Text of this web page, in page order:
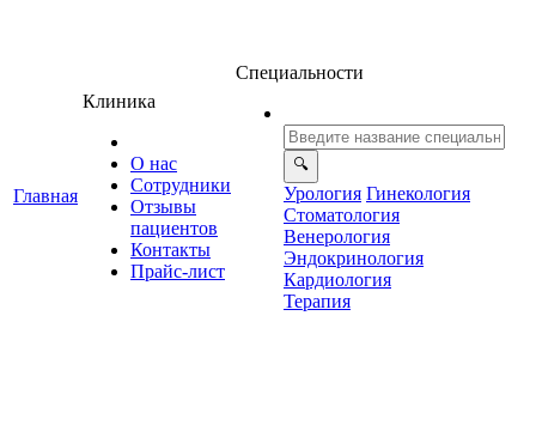
Главная
Клиника
О нас
Сотрудники
Отзывы
ациенто
Контакты
Прайс-лист
Специальности
Урология Гинекология
Стоматология
енерология
Эндокринология
Кардиология
Терапия